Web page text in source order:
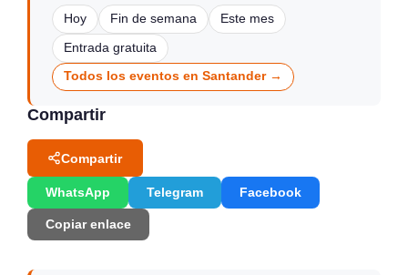
Hoy Fin de semana Este mes
Entrada gratuita
Todos los eventos en Santander →
Compartir
Compartir
WhatsApp Telegram Facebook
Copiar enlace